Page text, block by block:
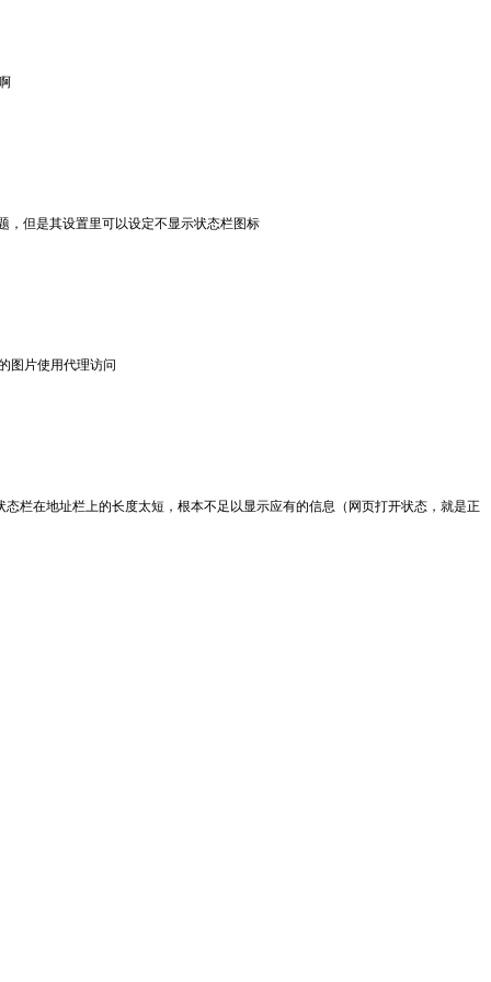
，但是其设置里可以设定不显示状态栏图标
图片使用代理访问
栏在地址栏上的长度太短，根本不足以显示应有的信息（网页打开状态，就是正